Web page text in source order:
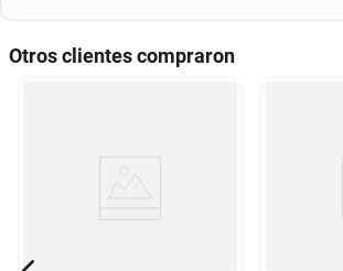
Otros clientes compraron